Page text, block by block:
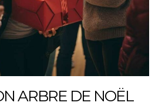
ARBRE DE NOËL